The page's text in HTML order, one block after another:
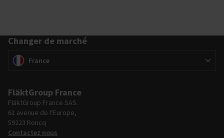
Changer de marché
Changer de marché
(France)
FläktGroup France
FläktGroup France SAS.
61 avenue de l’Europe,
59223 Roncq
Contactez nous